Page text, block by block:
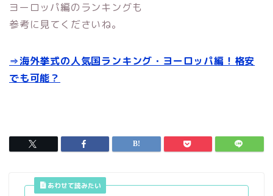
ヨーロッパ編のランキングも
参考に見てくださいね。
⇒海外挙式の人気国ランキング・ヨーロッパ編！格安
でも可能？
あわせて読みたい